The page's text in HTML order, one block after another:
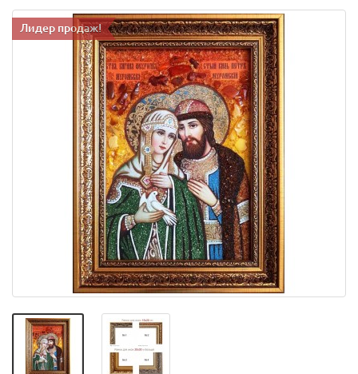
Лидер продаж!